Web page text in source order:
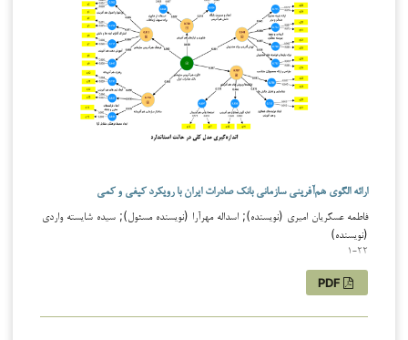
ارائه الگوی هم‌آفرینی سازمانی بانک صادرات ایران با رویکرد کیفی و کمی
فاطمه عسکریان امیری (نویسنده); اسداله مهرآرا (نویسنده مسئول); سیده شایسته واردی
(نویسنده)
1-22